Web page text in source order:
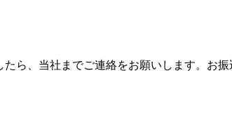
ら、当社までご連絡をお願いします。お